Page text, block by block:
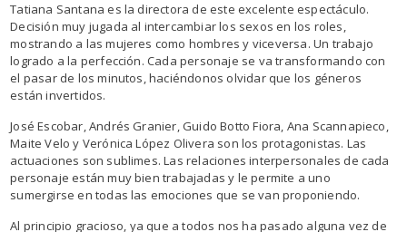
Tatiana Santana es la directora de este excelente espectáculo.
Decisión muy jugada al intercambiar los sexos en los roles,
mostrando a las mujeres como hombres y viceversa. Un trabajo
logrado a la perfección. Cada personaje se va transformando con
el pasar de los minutos, haciéndonos olvidar que los géneros
están invertidos.
José Escobar, Andrés Granier, Guido Botto Fiora, Ana Scannapieco,
Maite Velo y Verónica López Olivera son los protagonistas. Las
actuaciones son sublimes. Las relaciones interpersonales de cada
personaje están muy bien trabajadas y le permite a uno
sumergirse en todas las emociones que se van proponiendo.
Al principio gracioso, ya que a todos nos ha pasado alguna vez de